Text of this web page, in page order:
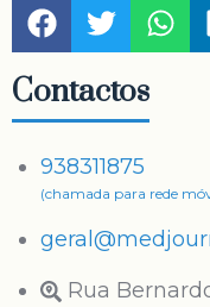
Contactos
938311875
(chamada para rede
Rua